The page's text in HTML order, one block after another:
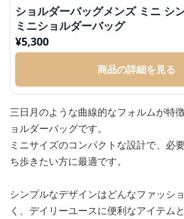
ショルダーバッグメンズ ミニ シ
ミニショルダーバッグ
¥5,300
商品の詳細を見る
三日月のような曲線的なフォルムが特
ョルダーバッグです。
ミニサイズのコンパクトな設計で、必
ち歩きたい方に最適です。
シンプルなデザインはどんなファッシ
く、デイリーユースに便利なアイテム